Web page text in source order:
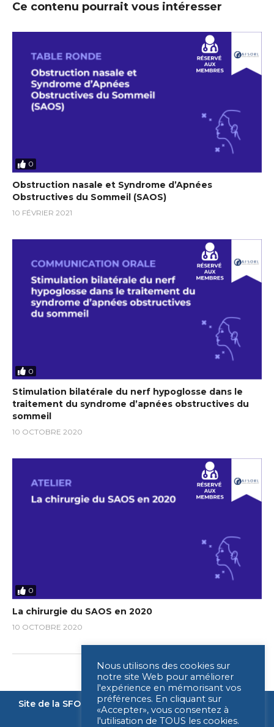
Ce contenu pourrait vous intéresser
0
Obstruction nasale et Syndrome d’Apnées
Obstructives du Sommeil (SAOS)
10 FÉVRIER 2021
0
Stimulation bilatérale du nerf hypoglosse dans le
traitement du syndrome d’apnées obstructives du
sommeil
10 OCTOBRE 2020
0
La chirurgie du SAOS en 2020
10 OCTOBRE 2020
Site de la SFORL Nous contacter Mentions légales
Nous utilisons des cookies sur
notre site Web pour améliorer
l'expérience en mémorisant vos
préférences. En cliquant sur
«Accepter», vous consentez à
l'utilisation de TOUS les cookies.